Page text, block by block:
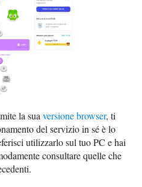
la suaversione browser, ti
del servizio in sé è lo
utilizzarlo sul tuo PC e hai
consultare quelle che